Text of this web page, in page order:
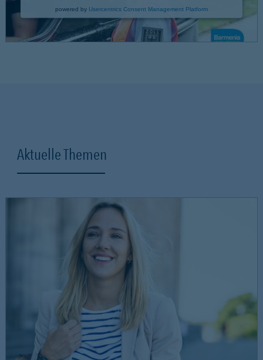
powered by Usercentrics Consent Management Platform
Aktuelle Themen